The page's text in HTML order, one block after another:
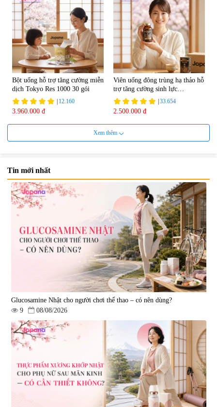
Bột uống hỗ trợ tăng cường miễn
dịch Tokyo Res 1000 30 gói
12.160
3.960.000 đ
Viên uống đông trùng hạ thảo hỗ
trợ tăng cường sinh lực
Tohchukasou Premium Yo
Group 180 viên - Date 08/2027
33.654
2.500.000 đ
Mặt Nạ Nichiei Bussan Nano
NMN+ 3D Face Mask Luxury (8
miếng)
|0
1.890.000 đ
Viên uống bổ não Ribeto Shoji
Ichoha Ekisu Plus - 90 viên
|57.920
1.450.000 đ
Viên uống hỗ trợ tăng cường
sinh lý nam Fujina Monster Shot
|12.480
880.000 đ
Viên uống chống lão hóa, tăng
sức khỏe Yangmiwa NMN 60
viên
42.588
5.500.000 đ
Xem thêm
Tin mới nhất
Glucosamine Nhật cho người chơi thể thao – có nên dùng?
9
08/08/2026